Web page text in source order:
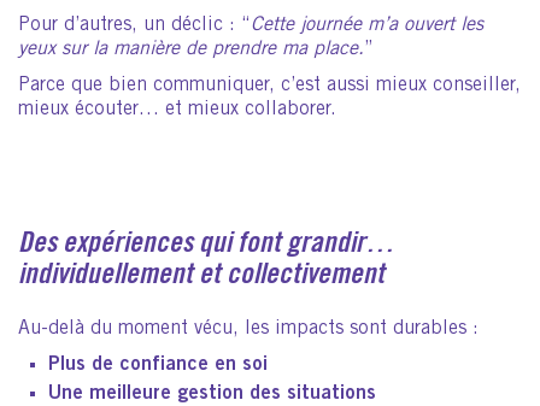
Pour d’autres, un déclic : “Cette journée m’a ouvert les
yeux sur la manière de prendre ma place.”
Parce que bien communiquer, c’est aussi mieux conseiller,
mieux écouter… et mieux collaborer.
Des expériences qui font grandir…
individuellement et collectivement
Au-delà du moment vécu, les impacts sont durables :
Plus de confiance en soi
Une meilleure gestion des situations